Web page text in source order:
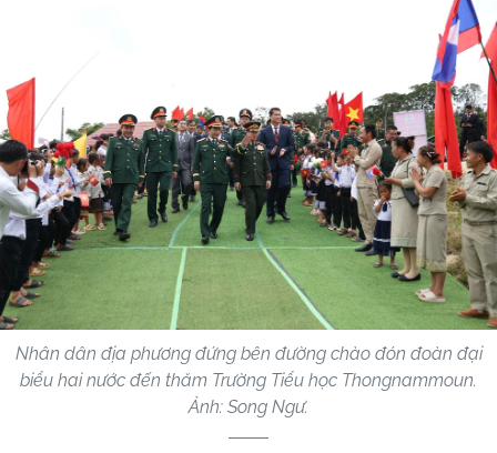
Nhân dân địa phương đứng bên đường chào đón đoàn đại
biểu hai nước đến thăm Trường Tiểu học Thongnammoun.
Ảnh: Song Ngư.